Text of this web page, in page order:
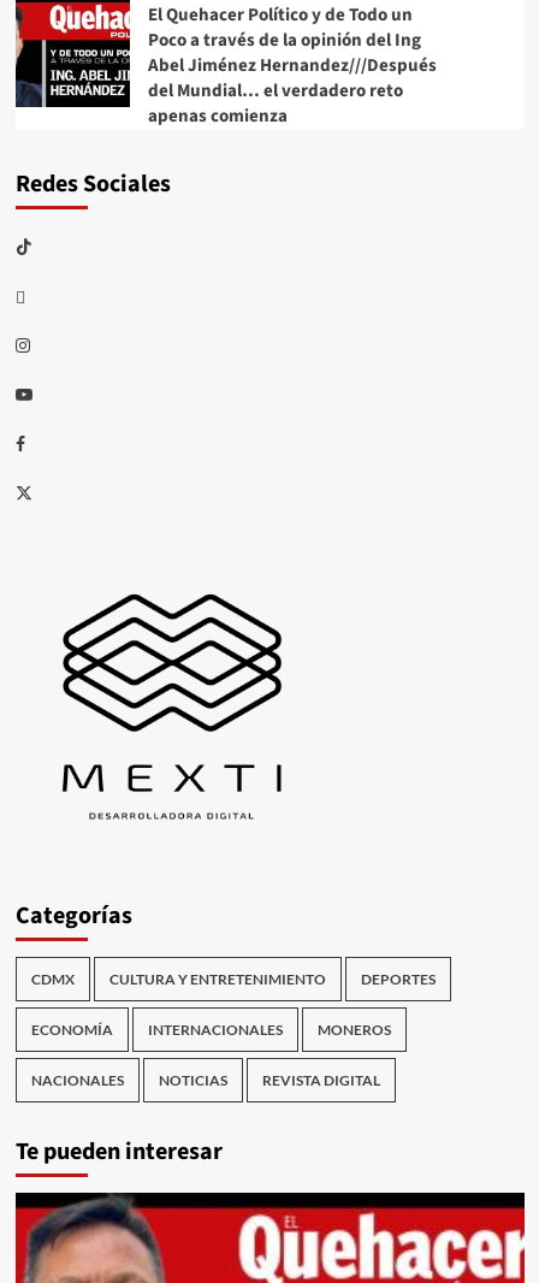
El Quehacer Político y de Todo un
Poco a través de la opinión del Ing
Abel Jiménez Hernandez///Después
del Mundial… el verdadero reto
apenas comienza
Redes Sociales
TikTok
threads
Instagram
Youtube
Facebook
X
Categorías
CDMX CULTURA Y ENTRETENIMIENTO DEPORTES
ECONOMÍA INTERNACIONALES MONEROS
NACIONALES NOTICIAS REVISTA DIGITAL
Te pueden interesar